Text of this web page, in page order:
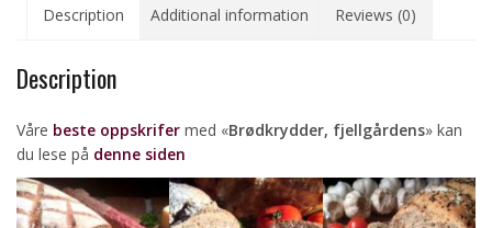
Description Additional information Reviews (0)
Description
Våre beste oppskrifer med «Brødkrydder, fjellgårdens» kan
du lese på denne siden